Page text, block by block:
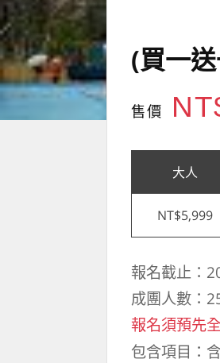
(買一
售價
大人
NT$5,999
報名截止：
成團人數：
報名須預先
包含項目：